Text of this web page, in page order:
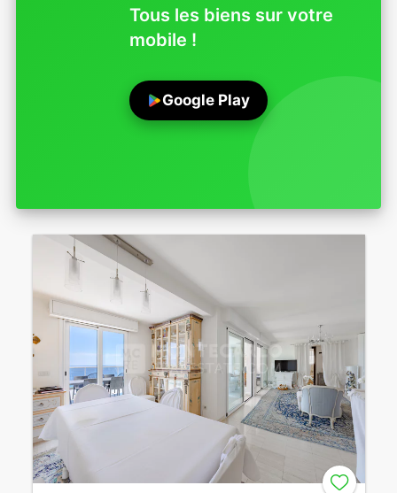
Tous les biens sur votre
mobile !
Google Play